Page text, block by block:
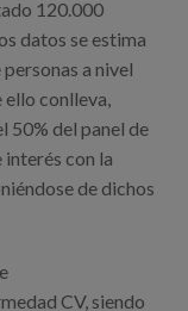
120.000
datos se estima
a nivel
ello conlleva,
50% del panel de
con la
de dichos
CV, siendo